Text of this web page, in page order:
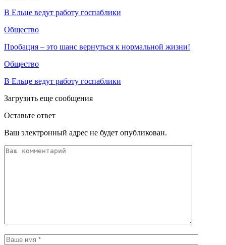
В Ельце ведут работу госпаблики
Общество
Пробация – это шанс вернуться к нормальной жизни!
Общество
В Ельце ведут работу госпаблики
Загрузить еще сообщения
Оставьте ответ
Ваш электронный адрес не будет опубликован.